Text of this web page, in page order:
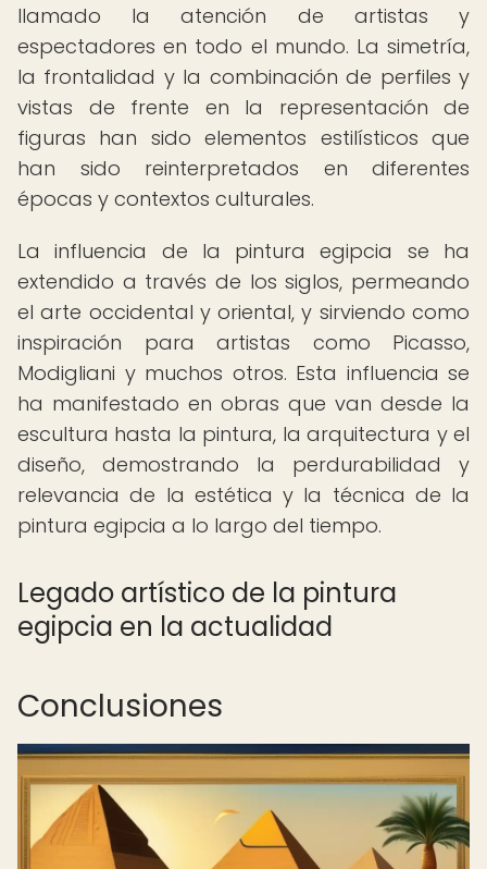
llamado la atención de artistas y
espectadores en todo el mundo. La simetría,
la frontalidad y la combinación de perfiles y
vistas de frente en la representación de
figuras han sido elementos estilísticos que
han sido reinterpretados en diferentes
épocas y contextos culturales.
La influencia de la pintura egipcia se ha
extendido a través de los siglos, permeando
el arte occidental y oriental, y sirviendo como
inspiración para artistas como Picasso,
Modigliani y muchos otros. Esta influencia se
ha manifestado en obras que van desde la
escultura hasta la pintura, la arquitectura y el
diseño, demostrando la perdurabilidad y
relevancia de la estética y la técnica de la
pintura egipcia a lo largo del tiempo.
Legado artístico de la pintura
egipcia en la actualidad
Conclusiones